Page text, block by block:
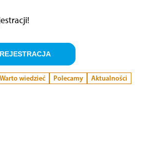
wiedzieć Polecamy Aktualności